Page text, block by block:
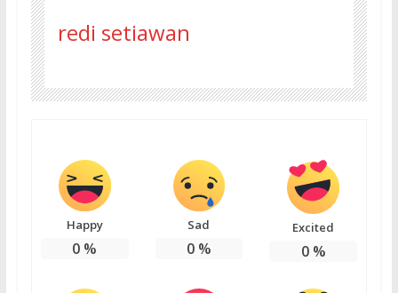
redi setiawan
Happy
0 %
Sad
0%
Excited
0%